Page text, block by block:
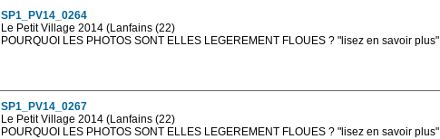
SP1_PV14_0264
Le Petit Village 2014 (Lanfains (22)
POURQUOI LES PHOTOS SONT ELLES LEGEREMENT FLOUES ? "lisez en savoir plus"
SP1_PV14_0267
Le Petit Village 2014 (Lanfains (22)
POURQUOI LES PHOTOS SONT ELLES LEGEREMENT FLOUES ? "lisez en savoir plus"